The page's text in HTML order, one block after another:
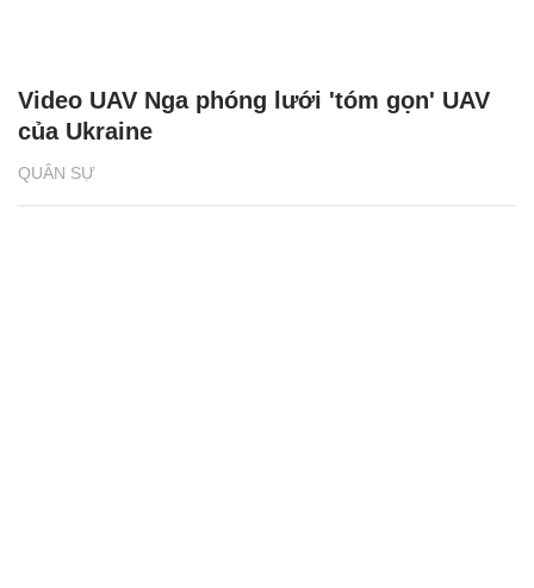
QUÂN SỰ
Video UAV Nga phóng lưới 'tóm gọn' UAV
của Ukraine